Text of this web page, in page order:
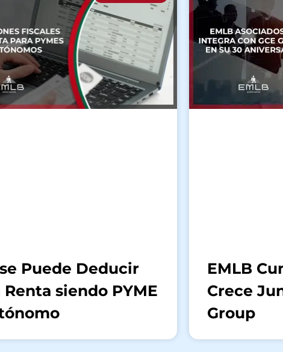
Puede Deducir
Renta siendo PYME
EMLB
Crece
Group